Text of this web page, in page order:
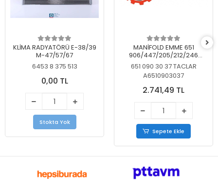
KLİMA RADYATÖRÜ E-38/39
M-47/57/67
6453 8 375 513
0,00 TL
Stokta Yok
MANİFOLD EMME 651
906/447/205/212/246
KELEBEKSİZ
651 090 30 37 TACLAR
A6510903037
2.741,49 TL
Sepete Ekle